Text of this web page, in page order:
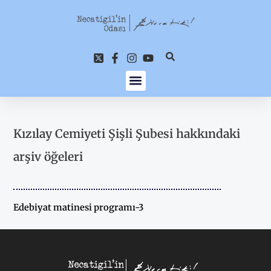
Kızılay Cemiyeti Şişli Şubesi hakkındaki
arşiv öğeleri
Edebiyat matinesi programı-3